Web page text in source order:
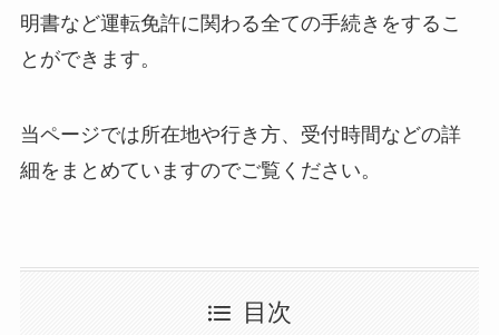
明書など運転免許に関わる全ての手続きをするこ
とができます。
当ページでは所在地や行き方、受付時間などの詳
細をまとめていますのでご覧ください。
目次